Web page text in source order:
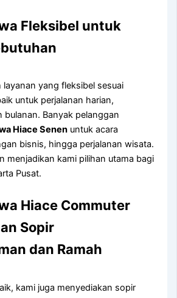
Fleksibel untuk
layanan yang fleksibel sesuai
untuk perjalanan harian,
bulanan. Banyak pelanggan
Hiace Senen untuk acara
bisnis, hingga perjalanan wisata.
menjadikan kami pilihan utama bagi
Pusat.
Hiace Commuter
Sopir
dan Ramah
kami juga menyediakan sopir